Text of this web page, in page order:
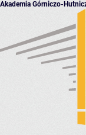
Akademia Górniczo-